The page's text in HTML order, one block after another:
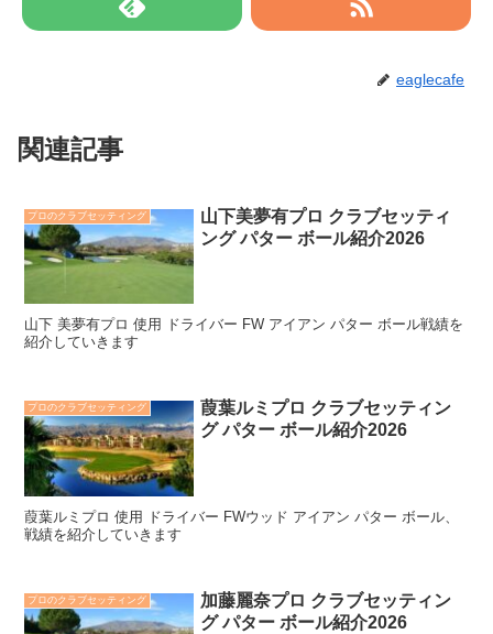
eaglecafe
関連記事
プロのクラブセッティング
山下美夢有プロ クラブセッティ
ング パター ボール紹介2026
山下 美夢有プロ 使用 ドライバー FW アイアン パター ボール戦績を
紹介していきます
プロのクラブセッティング
葭葉ルミプロ クラブセッティン
グ パター ボール紹介2026
葭葉ルミプロ 使用 ドライバー FWウッド アイアン パター ボール、
戦績を紹介していきます
プロのクラブセッティング
加藤麗奈プロ クラブセッティン
グ パター ボール紹介2026